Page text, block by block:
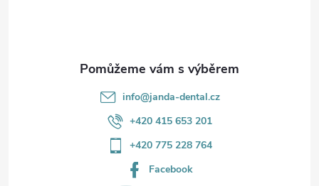
info@janda-dental.cz
+420 415 653 201
+420 775 228 764
Facebook